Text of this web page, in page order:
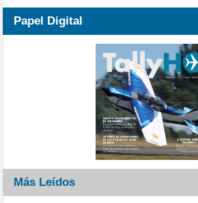
Papel Digital
Más Leídos